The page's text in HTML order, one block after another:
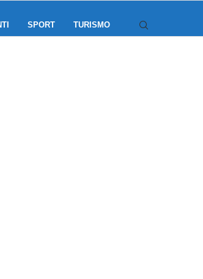
SPORT TURISMO